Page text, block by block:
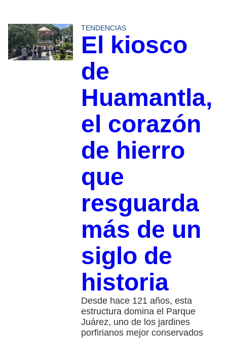
TENDENCIAS
El kiosco
de
Huamantla,
el corazón
de hierro
que
resguarda
más de un
siglo de
historia
Desde hace 121 años, esta
estructura domina el Parque
Juárez, uno de los jardines
porfirianos mejor conservados